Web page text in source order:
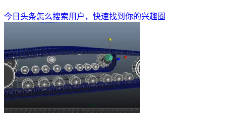
今日头条怎么搜索用户，快速找到你的兴趣圈